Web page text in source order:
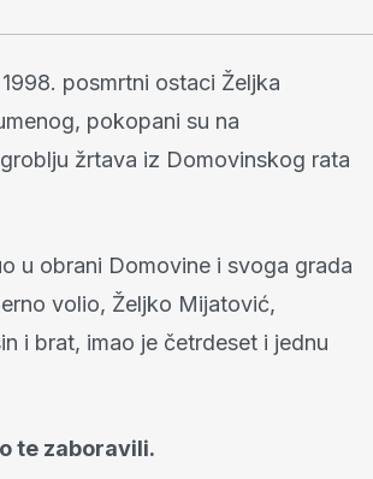
posmrtni ostaci Željka
pokopani su na
žrtava iz Domovinskog rata
u obrani Domovine i svoga grada
volio, Željko Mijatović,
i brat, imao je četrdeset i jednu
te zaboravili.